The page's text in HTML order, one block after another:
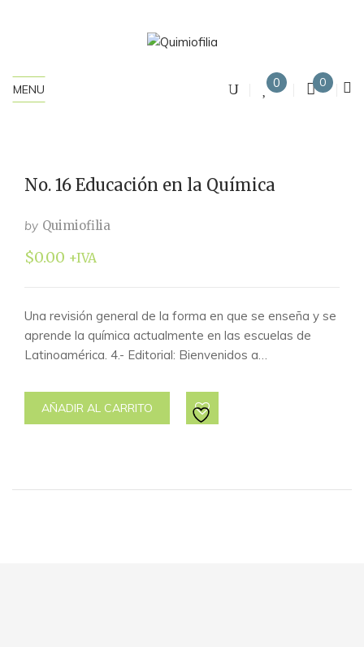
MENU 0 0
No. 16 Educación en la Química
by Quimiofilia
$0.00 +IVA
Una revisión general de la forma en que se enseña y se
aprende la química actualmente en las escuelas de
Latinoamérica. 4.- Editorial: Bienvenidos a…
AÑADIR AL CARRITO